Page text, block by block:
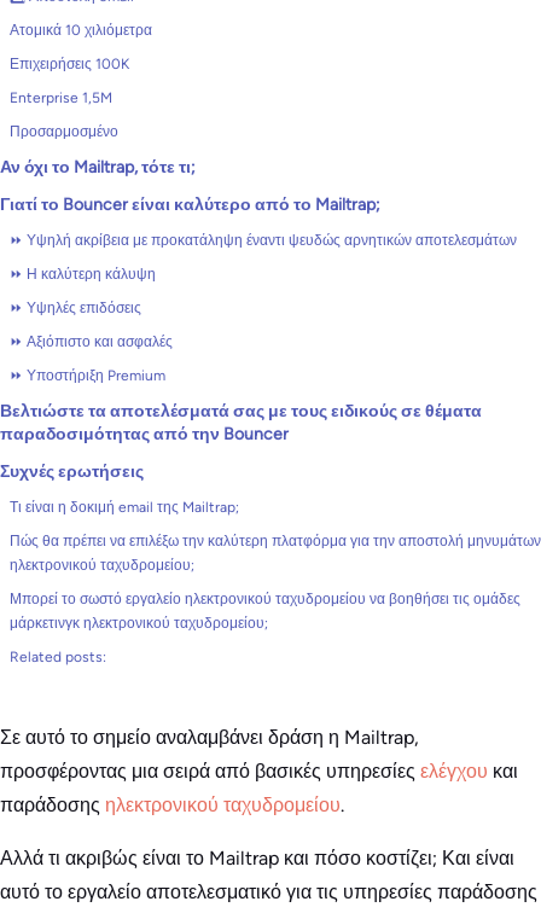
Ατομικά 10 χιλιόμετρα
Επιχειρήσεις 100K
Enterprise 1,5M
Προσαρμοσμένο
Αν όχι το Mailtrap, τότε τι;
Γιατί το Bouncer είναι καλύτερο από το Mailtrap;
⏩ Υψηλή ακρίβεια με προκατάληψη έναντι ψευδώς αρνητικών αποτελεσμάτων
⏩ Η καλύτερη κάλυψη
⏩ Υψηλές επιδόσεις
⏩ Αξιόπιστο και ασφαλές
⏩ Υποστήριξη Premium
Βελτιώστε τα αποτελέσματά σας με τους ειδικούς σε θέματα
παραδοσιμότητας από την Bouncer
Συχνές ερωτήσεις
Τι είναι η δοκιμή email της Mailtrap;
Πώς θα πρέπει να επιλέξω την καλύτερη πλατφόρμα για την αποστολή μηνυμάτων
ηλεκτρονικού ταχυδρομείου;
Μπορεί το σωστό εργαλείο ηλεκτρονικού ταχυδρομείου να βοηθήσει τις ομάδες
μάρκετινγκ ηλεκτρονικού ταχυδρομείου;
Related posts:
Σε αυτό το σημείο αναλαμβάνει δράση η Mailtrap,
προσφέροντας μια σειρά από βασικές υπηρεσίες ελέγχου και
παράδοσης ηλεκτρονικού ταχυδρομείου.
Αλλά τι ακριβώς είναι το Mailtrap και πόσο κοστίζει; Και είναι
αυτό το εργαλείο αποτελεσματικό για τις υπηρεσίες παράδοσης